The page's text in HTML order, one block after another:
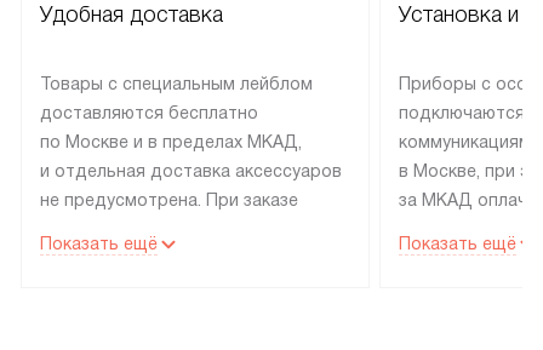
Удобная доставка
Товары с специальным лейблом
доставляются бесплатно
по Москве и в пределах МКАД,
и отдельная доставка аксессуаров
не предусмотрена. При заказе
рекомендуем обсудить
Показать ещё
Установка и
Приборы с
подключаются к
коммуникациям
в Москве, при
за МКАД
партнера
Показать ещё